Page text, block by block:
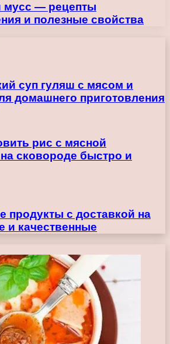
мусс — рецепты
и полезные свойства
суп гуляш с мясом и
домашнего приготовления
рис с мясной
сковороде быстро и
продукты с доставкой на
и качественные